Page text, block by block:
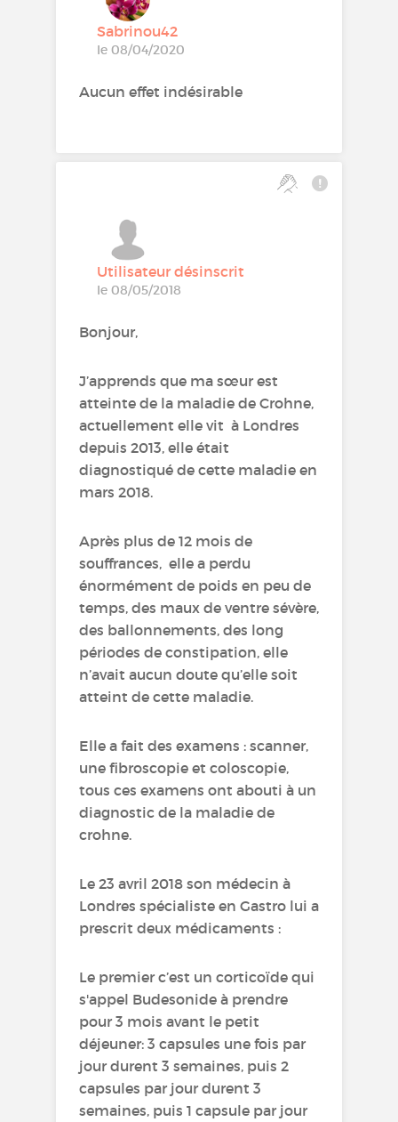
Sabrinou42
le 08/04/2020
Aucun effet indésirable
Utilisateur désinscrit
le 08/05/2018
Bonjour,
J’apprends que ma sœur est
atteinte de la maladie de Crohne,
actuellement elle vit à Londres
depuis 2013, elle était
diagnostiqué de cette maladie en
mars 2018.
Après plus de 12 mois de
souffrances, elle a perdu
énormément de poids en peu de
temps, des maux de ventre sévère,
des ballonnements, des long
périodes de constipation, elle
n’avait aucun doute qu’elle soit
atteint de cette maladie.
Elle a fait des examens : scanner,
une fibroscopie et coloscopie,
tous ces examens ont abouti à un
diagnostic de la maladie de
crohne.
Le 23 avril 2018 son médecin à
Londres spécialiste en Gastro lui a
prescrit deux médicaments :
Le premier c’est un corticoïde qui
s'appel Budesonide à prendre
pour 3 mois avant le petit
déjeuner: 3 capsules une fois par
jour durent 3 semaines, puis 2
capsules par jour durent 3
semaines, puis 1 capsule par jour